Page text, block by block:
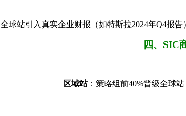
全球站引入真实企业财报（如特斯拉2024年Q4报
四、SIC
区域站：策略组前40%晋级全球